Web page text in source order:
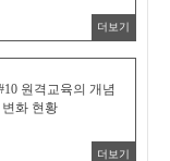
더보기
원격교육의 개념
화 현황
더보기